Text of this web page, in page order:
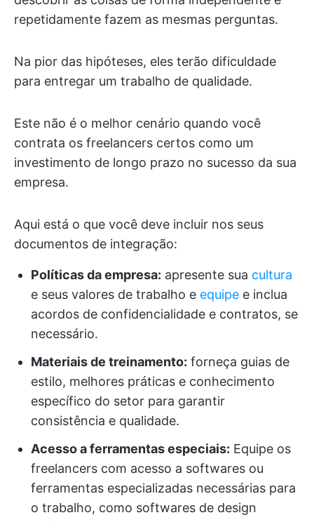
repetidamente fazem as mesmas perguntas.
Na pior das hipóteses, eles terão dificuldade
para entregar um trabalho de qualidade.
Este não é o melhor cenário quando você
contrata os freelancers certos como um
investimento de longo prazo no sucesso da sua
empresa.
Aqui está o que você deve incluir nos seus
documentos de integração:
Políticas da empresa: apresente sua cultura
e seus valores de trabalho e equipe e inclua
acordos de confidencialidade e contratos, se
necessário.
Materiais de treinamento: forneça guias de
estilo, melhores práticas e conhecimento
específico do setor para garantir
consistência e qualidade.
Acesso a ferramentas especiais: Equipe os
freelancers com acesso a softwares ou
ferramentas especializadas necessárias para
o trabalho, como softwares de design